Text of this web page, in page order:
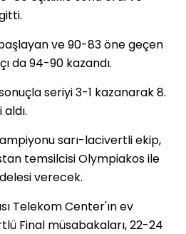
ve 90-83 öne geçen
da 94-90 kazandı.
seriyi 3-1 kazanarak 8.
sarı-lacivertli ekip,
temsilcisi Olympiakos ile
verecek.
Telekom Center'ın ev
Final müsabakaları, 22-24